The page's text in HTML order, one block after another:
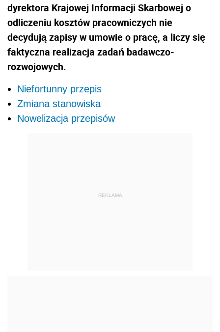
dyrektora Krajowej Informacji Skarbowej o
odliczeniu kosztów pracowniczych nie
decydują zapisy w umowie o pracę, a liczy się
faktyczna realizacja zadań badawczo-
rozwojowych.
Niefortunny przepis
Zmiana stanowiska
Nowelizacja przepisów
REKLAMA